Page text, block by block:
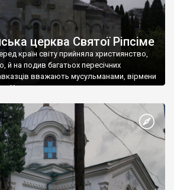
церква Святої Ріпсіме
країн світу прийняла християнство,
й на подив багатьох пересічних
вважають мусульманами, вірмени
Христа